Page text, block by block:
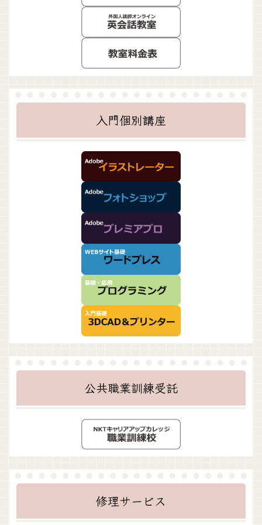
入門個別講座
公共職業訓練受託
修理サービス